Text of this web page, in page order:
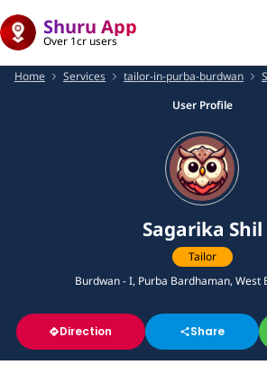
Shuru App
Over 1cr users
Home Services tailor-in-purba-burdwan
User Profile
Sagarika Shil
Tailor
Burdwan - I, Purba Bardhaman, West
Direction Share